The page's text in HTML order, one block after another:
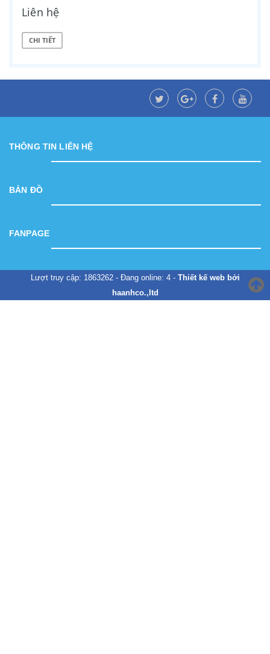
Liên hệ
CHI TIẾT
THÔNG TIN LIÊN HỆ
BẢN ĐỒ
FANPAGE
Lượt truy cập: 1863262 - Đang online: 4 - Thiết kế web bởi
haanhco.,ltd